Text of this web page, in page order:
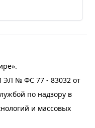
ЭЛ № ФС 77 - 83032 от
по надзору в
и массовых